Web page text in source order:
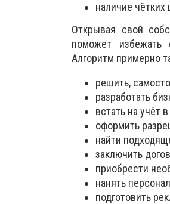
наличие чётких
Открывая свой
поможет избежать
Алгоритм примерно
решить,
разработать
встать на учёт
оформить
найти
заключить
приобрести
нанять
подготовить